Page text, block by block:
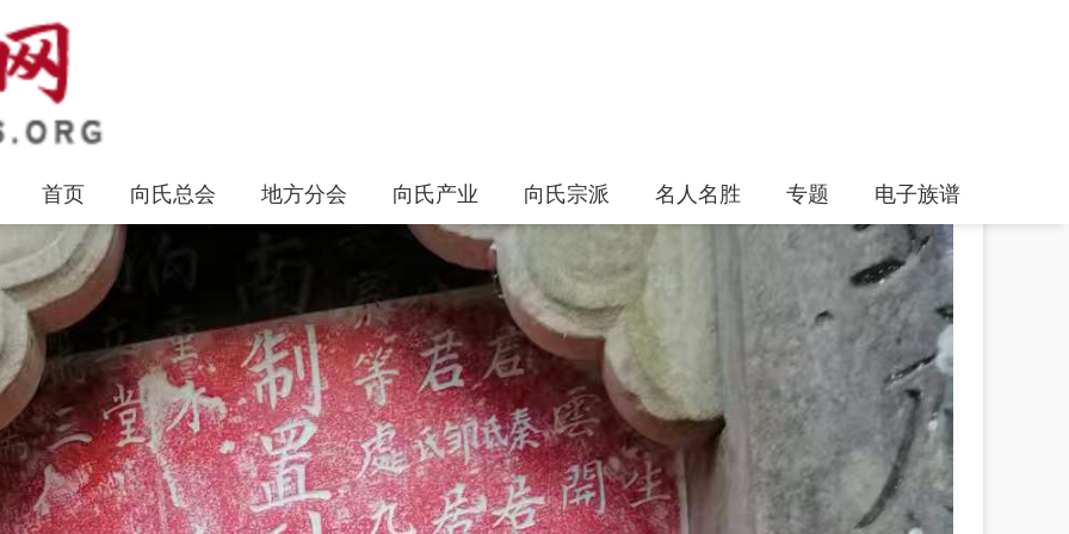
首页 向氏总会 地方分会 向氏产业 向氏宗派 名人名胜 专题 电子族谱
»